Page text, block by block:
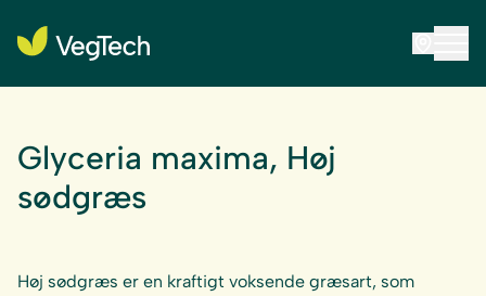
Glyceria maxima, Høj
sødgræs
Høj sødgræs er en kraftigt voksende græsart, som